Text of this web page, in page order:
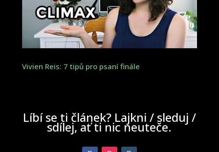
Vivien Reis: 7 tipů pro psaní finále
Líbí se ti článek? Lajkni / sleduj /
sdílej, ať ti nic neuteče.